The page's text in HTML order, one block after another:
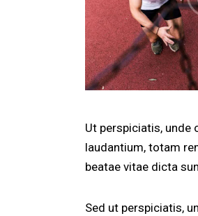
Ut perspiciatis,
laudantium, totam
beatae vitae dicta
Sed ut perspiciatis,